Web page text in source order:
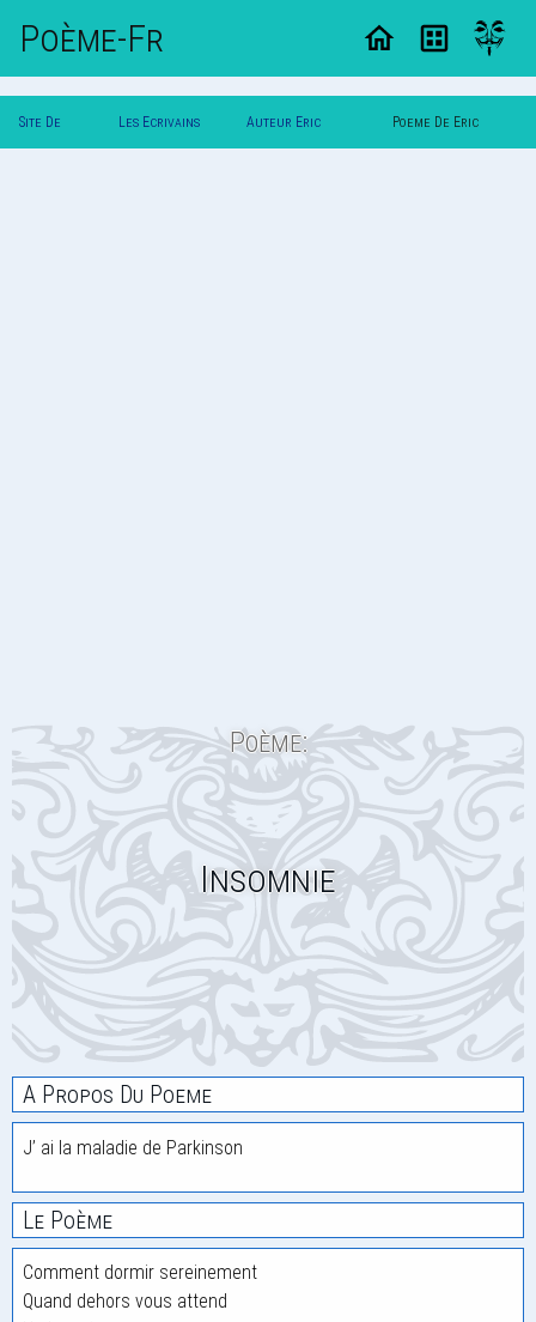
Poème-Fr
Site De Les Ecrivains Auteur Eric Poeme De Eric
Poème:
Insomnie
A Propos Du Poeme
J’ ai la maladie de Parkinson
Le Poème
Comment dormir sereinement
Quand dehors vous attend